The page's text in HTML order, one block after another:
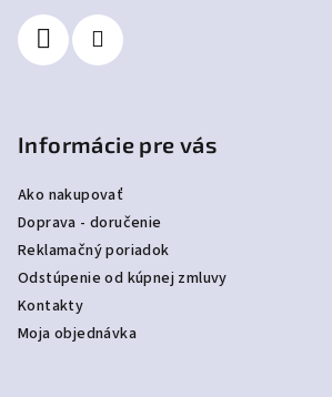
Informácie pre vás
Ako nakupovať
Doprava - doručenie
Reklamačný poriadok
Odstúpenie od kúpnej zmluvy
Kontakty
Moja objednávka